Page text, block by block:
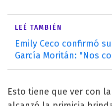
LEÉ TAMBIÉN
Emily Ceco confirmó
García Moritán: "Nos
Esto tiene que ver con